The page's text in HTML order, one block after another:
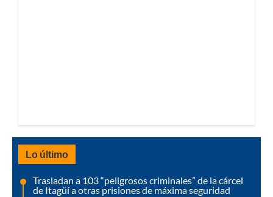
Lo último
Trasladan a 103 “peligrosos criminales” de la cárcel
de Itagüí a otras prisiones de máxima seguridad